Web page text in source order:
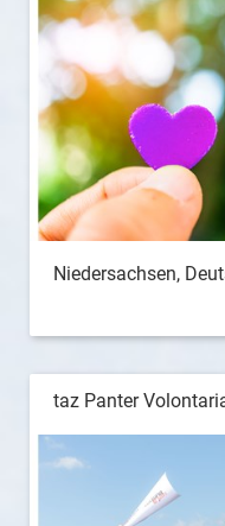
Niedersachsen,
taz Panter